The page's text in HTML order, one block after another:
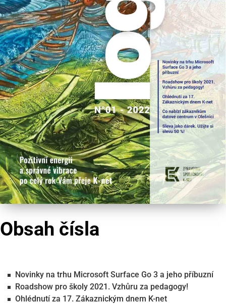
Obsah čísla
Novinky na trhu Microsoft Surface Go 3 a jeho příbuzní
Roadshow pro školy 2021. Vzhůru za pedagogy!
Ohlédnutí za 17. Zákaznickým dnem K-net